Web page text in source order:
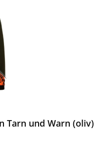
Tarn und Warn (oliv)